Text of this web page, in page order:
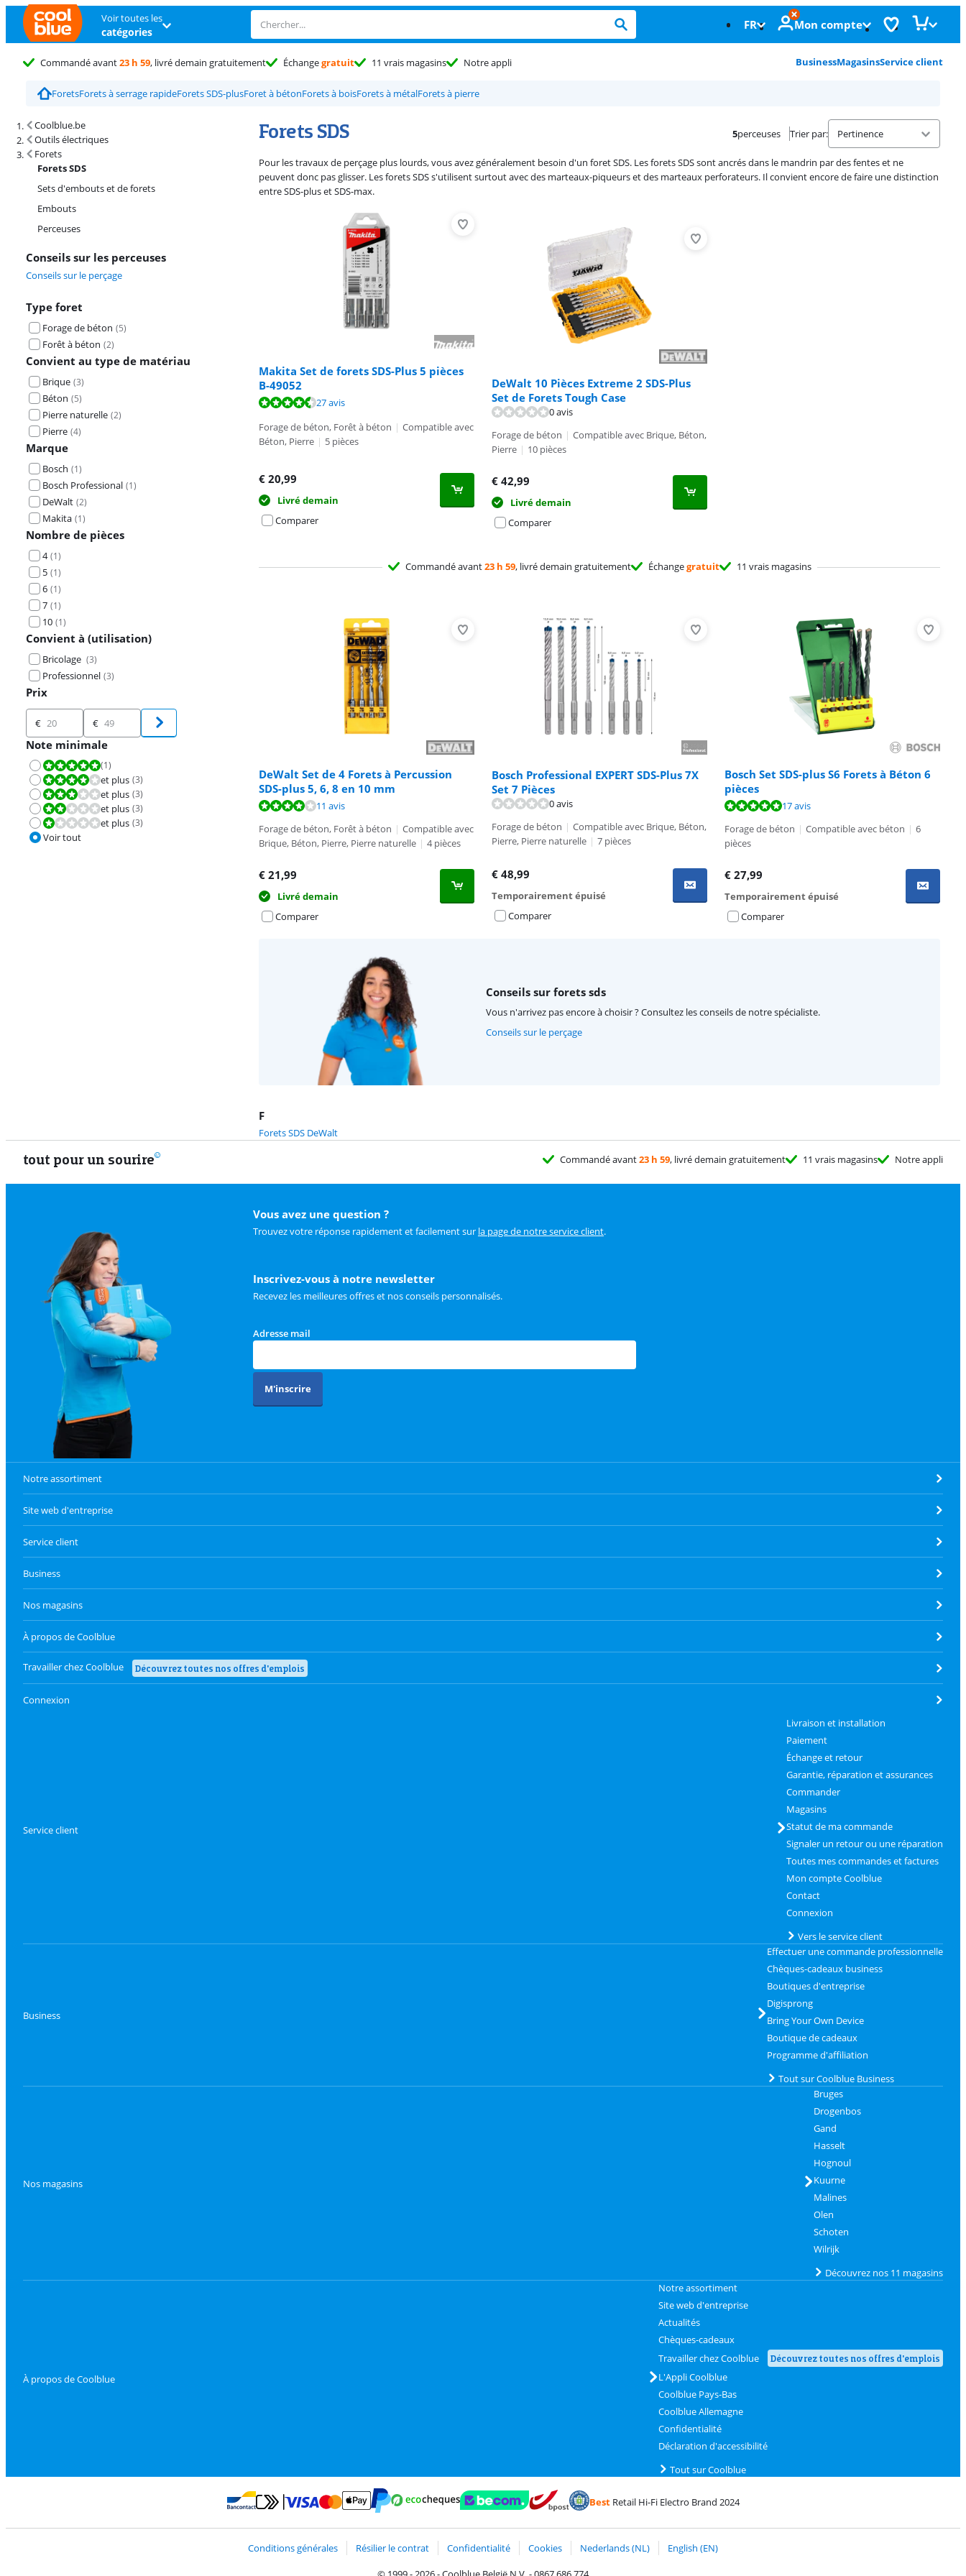
Voir toutes les
catégories FR Mon compte
Commandé avant23 h 59, livré demain gratuitement Échangegratuit 11 vrais magasins Notre appli BusinessMagasinsService client
ForetsForets à serrage rapideForets SDS-plusForet à bétonForets à boisForets à métalForets à pierre
Coolblue.be
Outils électriques
Forets
Forets SDS
Sets d'embouts et de forets
Embouts
Perceuses
Conseils sur les perceuses
Conseils sur le perçage
Type foret
Forage de béton (5)
Forêt à béton (2)
Convient au type de matériau
Brique (3)
Béton (5)
Pierre naturelle (2)
Pierre (4)
Marque
Bosch (1)
Bosch Professional (1)
DeWalt (2)
Makita (1)
Nombre de pièces
4 (1)
5 (1)
6 (1)
7 (1)
10 (1)
Convient à (utilisation)
Bricolage (3)
Professionnel (3)
Prix
Prix
€ €
Note minimale
La note est 10 sur 10.
(1)
La note est 8,0 sur 10.
et plus (3)
La note est 6,0 sur 10.
et plus (3)
La note est 4,0 sur 10.
et plus (3)
La note est 2,0 sur 10.
et plus (3)
Voir tout
Forets SDS
Résultats de recherche et tri
5perceuses Trier par:
Pour les travaux de perçage plus lourds, vous avez généralement besoin d'un foret SDS. Les forets SDS sont ancrés dans le mandrin par des fentes et ne
peuvent donc pas glisser. Les forets SDS s'utilisent surtout avec des marteaux-piqueurs et des marteaux perforateurs. Il convient encore de faire une distinction
entre SDS-plus et SDS-max.
Makita Set de forets SDS-Plus 5 pièces
B-49052
La note est de 9,4 sur 10, basée sur 27 avis.
27 avis
Forage de béton, Forêt à béton | Compatible avec
Béton, Pierre | 5 pièces
€ 20,99
Livré demain
Comparer
DeWalt 10 Pièces Extreme 2 SDS-Plus
Set de Forets Tough Case
0 avis
Forage de béton | Compatible avec Brique, Béton,
Pierre | 10 pièces
€ 42,99
Livré demain
Comparer
Commandé avant23 h 59, livré demain gratuitement Échangegratuit 11 vrais magasins
DeWalt Set de 4 Forets à Percussion
SDS-plus 5, 6, 8 en 10 mm
La note est de 8,4 sur 10, basée sur 11 avis.
11 avis
Forage de béton, Forêt à béton | Compatible avec
Brique, Béton, Pierre, Pierre naturelle | 4 pièces
€ 21,99
Livré demain
Comparer
Bosch Professional EXPERT SDS-Plus 7X
Set 7 Pièces
0 avis
Forage de béton | Compatible avec Brique, Béton,
Pierre, Pierre naturelle | 7 pièces
€ 48,99
Temporairement épuisé
Comparer
Bosch Set SDS-plus S6 Forets à Béton 6
pièces
La note est de 9,5 sur 10, basée sur 17 avis.
17 avis
Forage de béton | Compatible avec béton | 6
pièces
€ 27,99
Temporairement épuisé
Comparer
Conseils sur forets sds
Vous n'arrivez pas encore à choisir ? Consultez les conseils de notre spécialiste.
Conseils sur le perçage
F
Forets SDS DeWalt
tout pour un sourire Commandé avant23 h 59, livré demain gratuitement 11 vrais magasins Notre appli
Vous avez une question ?
Trouvez votre réponse rapidement et facilement sur la page de notre service client.
Inscrivez-vous à notre newsletter
Recevez les meilleures offres et nos conseils personnalisés.
Adresse mail
M'inscrire
Notre assortiment
Site web d'entreprise
Service client
Business
Nos magasins
À propos de Coolblue
Travailler chez Coolblue Découvrez toutes nos offres d'emplois
Connexion
Service client
Livraison et installation
Paiement
Échange et retour
Garantie, réparation et assurances
Commander
Magasins
Statut de ma commande
Signaler un retour ou une réparation
Toutes mes commandes et factures
Mon compte Coolblue
Contact
Connexion
Vers le service client
Business
Effectuer une commande professionnelle
Chèques-cadeaux business
Boutiques d'entreprise
Digisprong
Bring Your Own Device
Boutique de cadeaux
Programme d'affiliation
Tout sur Coolblue Business
Nos magasins
Bruges
Drogenbos
Gand
Hasselt
Hognoul
Kuurne
Malines
Olen
Schoten
Wilrijk
Découvrez nos 11 magasins
À propos de Coolblue
Notre assortiment
Site web d'entreprise
Actualités
Chèques-cadeaux
Travailler chez Coolblue
Découvrez toutes nos offres d'emplois
L'Appli Coolblue
Coolblue Pays-Bas
Coolblue Allemagne
Confidentialité
Déclaration d'accessibilité
Tout sur Coolblue
Payer avec MasterCard et Visa via ClickToPay
BestRetail Hi-Fi Electro Brand 2024
Conditions générales Résilier le contrat Confidentialité Cookies Nederlands (NL)
English (EN)